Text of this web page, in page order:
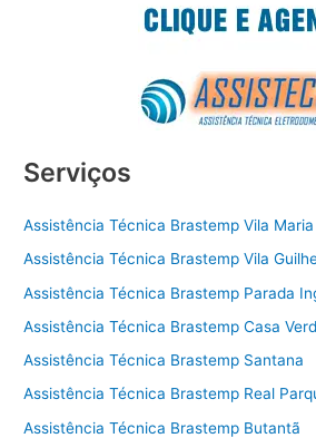
Serviços
Assistência Técnica Brastemp Vila Maria
Assistência Técnica Brastemp Vila
Assistência Técnica Brastemp Parada
Assistência Técnica Brastemp Casa
Assistência Técnica Brastemp Santana
Assistência Técnica Brastemp Real
Assistência Técnica Brastemp Butantã